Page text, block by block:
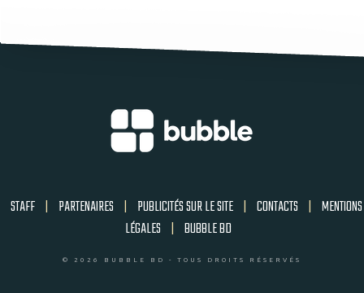
STAFF | PARTENAIRES | PUBLICITÉS SUR LE SITE | CONTACTS | MENTIONS
LÉGALES | BUBBLE BD
© 2026 BUBBLE BD - TOUS DROITS RÉSERVÉS